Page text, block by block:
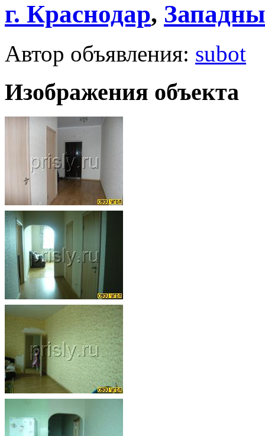
г. Краснодар,
Автор объявления: subot
Изображения объекта